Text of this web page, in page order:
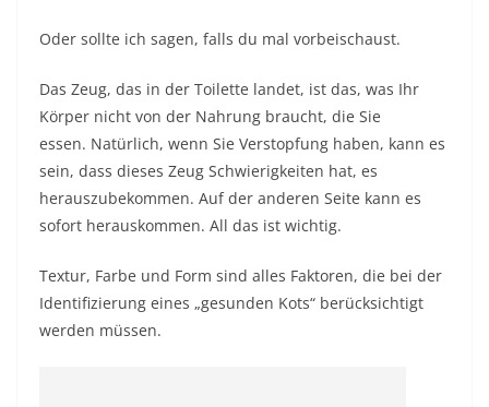
Oder sollte ich sagen, falls du mal vorbeischaust.
Das Zeug, das in der Toilette landet, ist das, was Ihr
Körper nicht von der Nahrung braucht, die Sie
essen. Natürlich, wenn Sie Verstopfung haben, kann es
sein, dass dieses Zeug Schwierigkeiten hat, es
herauszubekommen. Auf der anderen Seite kann es
sofort herauskommen. All das ist wichtig.
Textur, Farbe und Form sind alles Faktoren, die bei der
Identifizierung eines „gesunden Kots“ berücksichtigt
werden müssen.